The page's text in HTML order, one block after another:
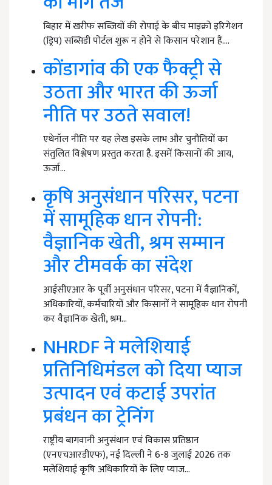
बिहार में खरीफ सब्जियों की रोपाई के बीच माइक्रो इरिगेशन
(ड्रिप) सब्सिडी पोर्टल शुरू न होने से किसान परेशान हैं.…
कोंडागांव की एक फैक्ट्री से
उठता और भारत की ऊर्जा
नीति पर उठते सवाल!
एथेनॉल नीति पर यह लेख इसके लाभ और चुनौतियों का
संतुलित विश्लेषण प्रस्तुत करता है. इसमें किसानों की आय,
ऊर्जा…
कृषि अनुसंधान परिसर, पटना
में सामूहिक धान रोपनी:
वैज्ञानिक खेती, श्रम सम्मान
और टीमवर्क का संदेश
आईसीएआर के पूर्वी अनुसंधान परिसर, पटना में वैज्ञानिकों,
अधिकारियों, कर्मचारियों और किसानों ने सामूहिक धान रोपनी
कर वैज्ञानिक खेती, श्रम…
NHRDF ने मलेशियाई
प्रतिनिधिमंडल को दिया प्याज
उत्पादन एवं कटाई उपरांत
प्रबंधन का ट्रेनिंग
राष्ट्रीय बागवानी अनुसंधान एवं विकास प्रतिष्ठान
(एनएचआरडीएफ), नई दिल्ली ने 6-8 जुलाई 2026 तक
मलेशियाई कृषि अधिकारियों के लिए प्याज…